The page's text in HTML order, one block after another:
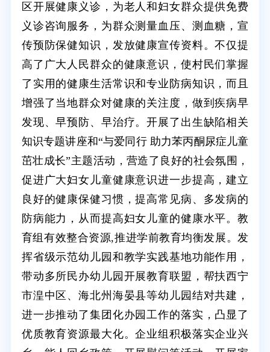
区开展健康义诊，为老人和妇女群众提供免费
义诊咨询服务，为群众测量血压、测血糖，宣
传预防保健知识，发放健康宣传资料。不仅提
高了广大人民群众的健康意识，使村民们掌握
了实用的健康生活常识和专业防病知识，而且
增强了当地群众对健康的关注度，做到疾病早
发现、早预防、早治疗。开展了出生缺陷相关
知识专题讲座和“与爱同行 助力苯丙酮尿症儿童
茁壮成长”主题活动，营造了良好的社会氛围，
促进广大妇女儿童健康意识进一步提高，建立
良好的健康保健习惯，提高常见病、多发病的
防病能力，从而提高妇女儿童的健康水平。教
育组有效整合资源,推进学前教育均衡发展。发
挥省级示范幼儿园和教学实践基地功能作用，
带动多所民办幼儿园开展教育联盟，帮扶西宁
市湟中区、海北州海晏县等幼儿园结对共建，
进一步推动了集团化办园工作的落实，凸显了
优质教育资源最大化。企业组积极落实企业兴